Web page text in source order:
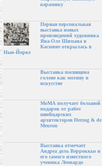
керамику
Первая персональная
выставка новых
произведений художника
Яна-Оле Шимана в
Касмине открылась в
Нью-Йорке
Выставка посвящена
голове как мотиву в
искусстве
МоМА получает большой
подарок от работ
швейцарских
архитекторов Herzog & de
Meuron
Выставка отмечает
Андреа дель Верроккьо и
его самого известного
ученика Леонардо